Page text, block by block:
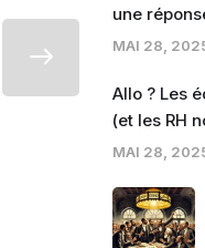
une
MAI 28,
Allo ? Les
(et les RH
MAI 28,